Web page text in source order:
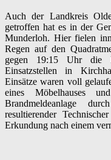
Auch der Landkreis
getroffen hat es in der
Munderloh. Hier fielen
Regen auf den
gegen 19:15 Uhr die
Einsatzstellen in
Einsätze waren voll
eines Möbelhauses
Brandmeldeanlage
resultierender
Erkundung nach einem